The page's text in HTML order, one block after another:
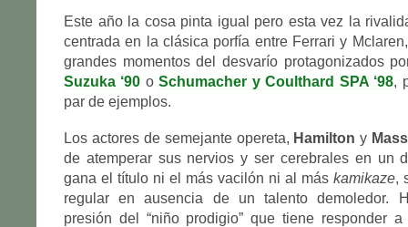
Este año la cosa pinta igual pero esta vez la
centrada en la clásica porfía entre Ferrari y
grandes momentos del desvarío protagonizados
Suzuka ‘90 oSchumacher y Coulthard SPA ‘98,
par de ejemplos.
Los actores de semejante opereta, Hamilton y
de atemperar sus nervios y ser cerebrales en un
gana el título ni el más vacilón ni al más kamikaze,
regular en ausencia de un talento demoledor.
presión del “niño prodigio” que tiene responder